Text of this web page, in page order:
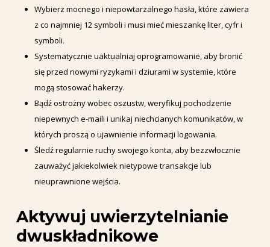
Wybierz mocnego i niepowtarzalnego hasła, które zawiera
z co najmniej 12 symboli i musi mieć mieszankę liter, cyfr i
symboli.
Systematycznie uaktualniaj oprogramowanie, aby bronić
się przed nowymi ryzykami i dziurami w systemie, które
mogą stosować hakerzy.
Bądź ostrożny wobec oszustw, weryfikuj pochodzenie
niepewnych e-maili i unikaj niechcianych komunikatów, w
których proszą o ujawnienie informacji logowania.
Śledź regularnie ruchy swojego konta, aby bezzwłocznie
zauważyć jakiekolwiek nietypowe transakcje lub
nieuprawnione wejścia.
Aktywuj uwierzytelnianie
dwuskładnikowe